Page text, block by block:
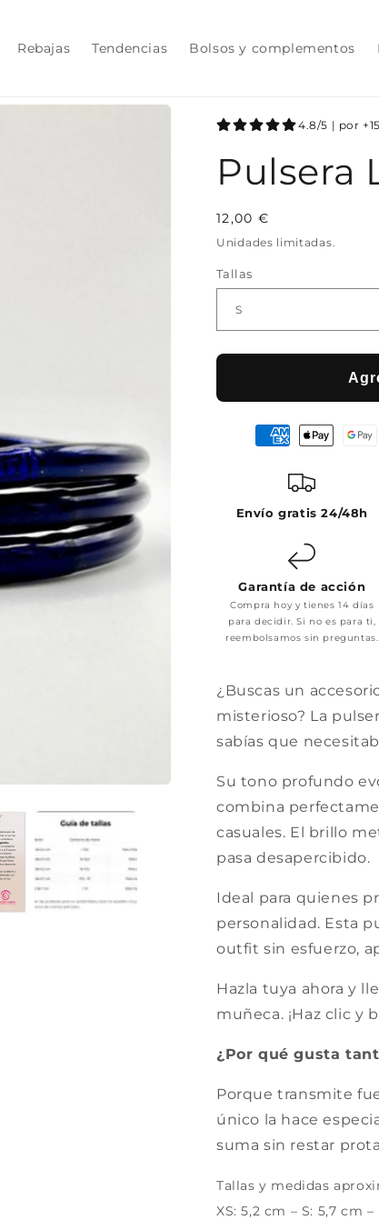
Rebajas Tendencias Bolsos y complementos
4.8/5 | por
Pulsera
Precio
habitual
12,00 €
Unidades limitadas.
Tallas
Envío gratis 24/48h
Garantía de acción
Compra hoy y tienes 14 días
para decidir. Si no es para ti,
reembolsamos sin preguntas.
¿Buscas un
misterioso? La
sabías que
Su tono profundo
combina
casuales. El brillo
pasa desapercibido.
Ideal para quienes
personalidad. Esta
outfit sin esfuerzo,
Hazla tuya ahora y
muñeca. ¡Haz clic y
¿Por qué gusta
Porque transmite
único la hace
suma sin restar
Tallas y medidas
XS: 5,2 cm – S: 5,7 cm